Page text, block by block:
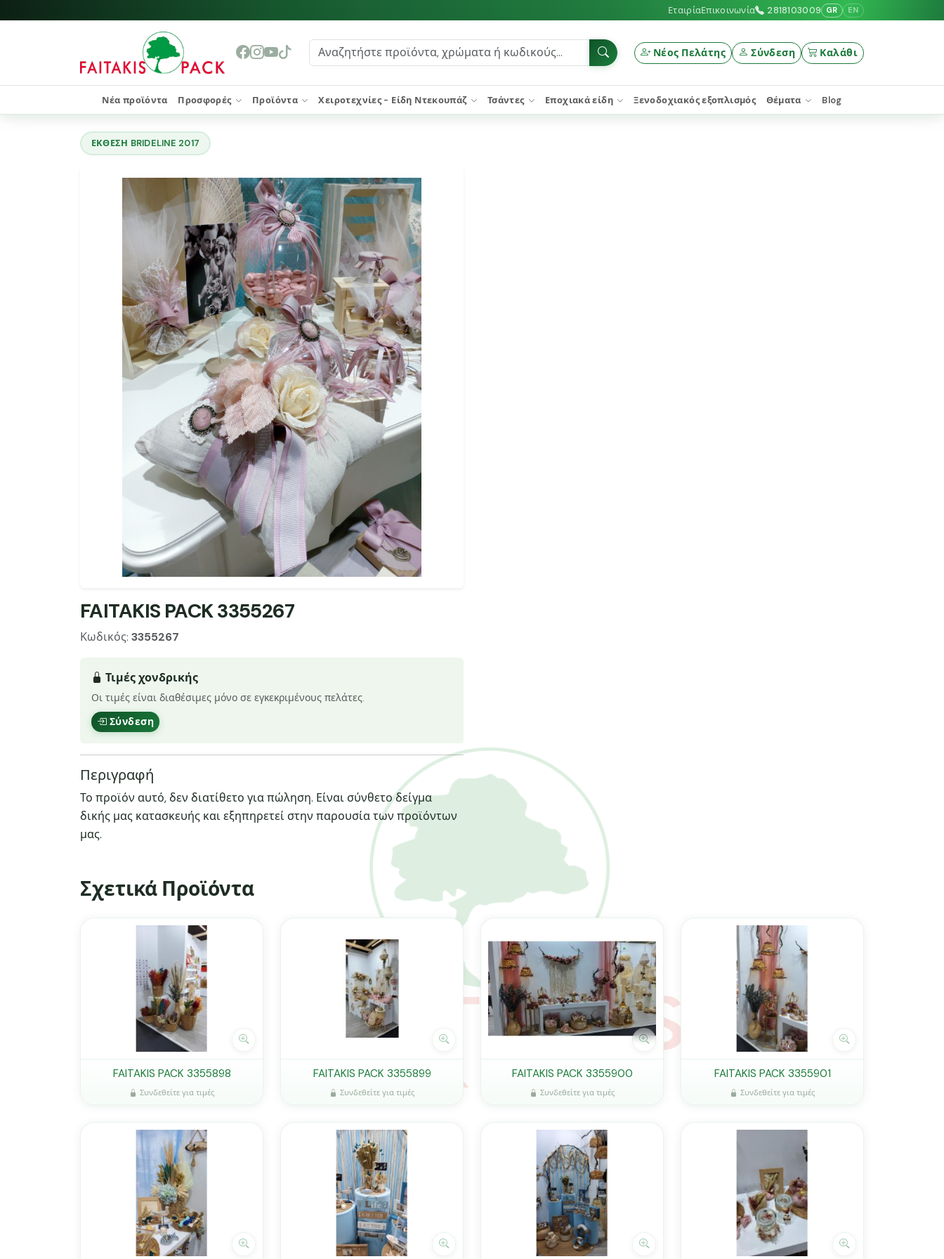
ΕταιρίαΕπικοινωνία 2818103009 GR EN
Νέος Πελάτης Σύνδεση Καλάθι
Νέα προϊόντα Προσφορές Προϊόντα Χειροτεχνίες - Είδη Ντεκουπάζ Τσάντες Εποχιακά είδη Ξενοδοχιακός εξοπλισμός Θέματα Blog
ΕΚΘΕΣΗ BRIDELINE 2017
FAITAKIS PACK 3355267
Κωδικός: 3355267
Τιμές χονδρικής
Οι τιμές είναι διαθέσιμες μόνο σε εγκεκριμένους πελάτες.
Σύνδεση
Περιγραφή
Το προϊόν αυτό, δεν διατίθετο για πώληση. Είναι σύνθετο δείγμα
δικής μας κατασκευής και εξηπηρετεί στην παρουσία των προϊόντων
μας.
Σχετικά Προϊόντα
FAITAKIS PACK 3355898
Συνδεθείτε για τιμές
FAITAKIS PACK 3355899
Συνδεθείτε για τιμές
FAITAKIS PACK 3355900
Συνδεθείτε για τιμές
FAITAKIS PACK 3355901
Συνδεθείτε για τιμές